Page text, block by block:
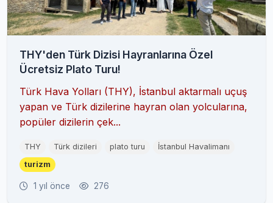
THY'den Türk Dizisi Hayranlarına Özel
Ücretsiz Plato Turu!
Türk Hava Yolları (THY), İstanbul aktarmalı uçuş
yapan ve Türk dizilerine hayran olan yolcularına,
popüler dizilerin çek...
THY Türk dizileri plato turu
İstanbul Havalimanı
turizm
1 yıl önce 276